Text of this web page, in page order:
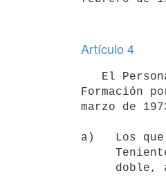
Artículo 4
Formación
marzo de
a)   Los que